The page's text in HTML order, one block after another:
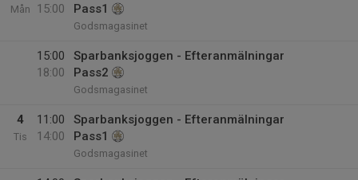
Mån
15:00
Pass1
Godsmagasinet
15:00
18:00
Sparbanksjoggen - Efteranmälningar
Pass2
Godsmagasinet
4
Tis
11:00
14:00
Sparbanksjoggen - Efteranmälningar
Pass1
Godsmagasinet